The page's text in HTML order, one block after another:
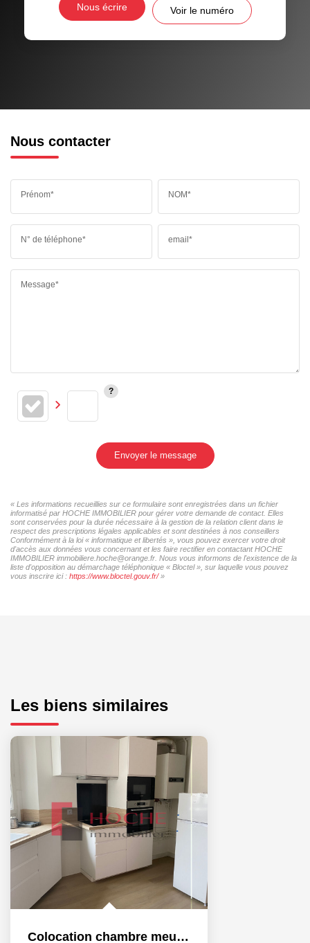
Nous écrire Voir le numéro
Nous contacter
Prénom* NOM*
N° de téléphone* email*
Message*
Envoyer le message
« Les informations recueillies sur ce formulaire sont enregistrées dans un fichier
informatisé par HOCHE IMMOBILIER pour gérer votre demande de contact. Elles
sont conservées pour la durée nécessaire à la gestion de la relation client dans le
respect des prescriptions légales applicables et sont destinées à nos conseillers
Conformément à la loi « informatique et libertés », vous pouvez exercer votre droit
d'accès aux données vous concernant et les faire rectifier en contactant HOCHE
IMMOBILIER immobiliere.hoche@orange.fr. Nous vous informons de l'existence de la
liste d'opposition au démarchage téléphonique « Bloctel », sur laquelle vous pouvez
vous inscrire ici : https://www.bloctel.gouv.fr/»
Les biens similaires
Colocation chambre meublée dans un 4P + C - 30 m²